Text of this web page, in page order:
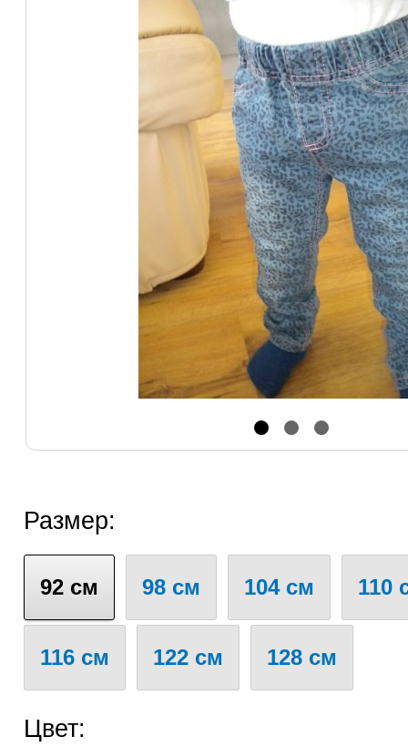
Размер:
92 см 98 см 104 см 110
116 см 122 см 128 см
Цвет: